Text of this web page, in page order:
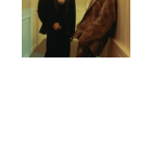
post: